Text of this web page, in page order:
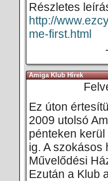
Részletes
http://
me-first.html
Amiga Klub Hírek
Ez úton
2009 utolsó
pénteken
ig. A szokásos
Művelődési
Ezután a Klub